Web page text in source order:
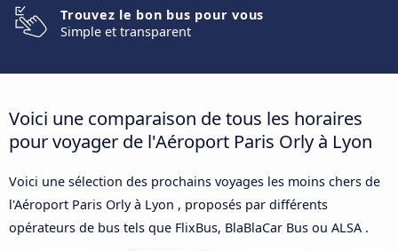
Trouvez le bon bus pour vous
Simple et transparent
Voici une comparaison de tous les horaires
pour voyager de l'Aéroport Paris Orly à Lyon
Voici une sélection des prochains voyages les moins chers de
l'Aéroport Paris Orly à Lyon , proposés par différents
opérateurs de bus tels que FlixBus, BlaBlaCar Bus ou ALSA .